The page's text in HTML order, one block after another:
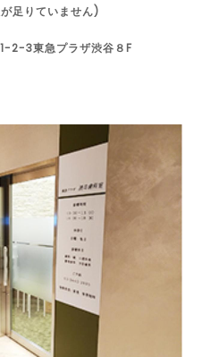
足りていません)
2-3東急プラザ渋谷８F